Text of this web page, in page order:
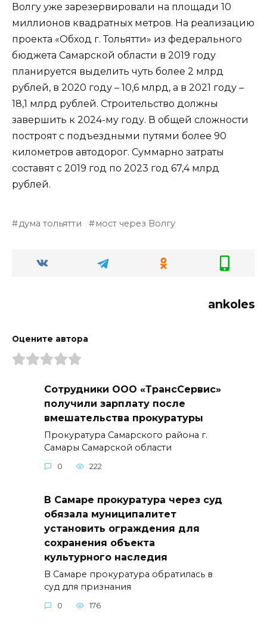
Волгу уже зарезервировали на площади 10
миллионов квадратных метров. На реализацию
проекта «Обход г. Тольятти» из федерального
бюджета Самарской области в 2019 году
планируется выделить чуть более 2 млрд
рублей, в 2020 году – 10,6 млрд, а в 2021 году –
18,1 млрд рублей. Строительство должны
завершить к 2024-му году. В общей сложности
построят с подъездными путями более 90
километров автодорог. Суммарно затраты
составят с 2019 год по 2023 год 67,4 млрд
рублей.
дума тольятти мост через Волгу
ankoles
Оцените автора
Сотрудники ООО «ТрансСервис»
получили зарплату после
вмешательства прокуратуры
Прокуратура Самарского района г.
Самары Самарской области
0 222
В Самаре прокуратура через суд
обязала муниципалитет
установить ограждения для
сохранения объекта
культурного наследия
В Самаре прокуратура обратилась в
суд для признания
0 176